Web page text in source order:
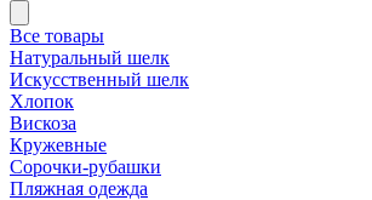
Все товары
Натуральный шелк
Искусственный шелк
Хлопок
Вискоза
Кружевные
Сорочки-рубашки
Пляжная одежда